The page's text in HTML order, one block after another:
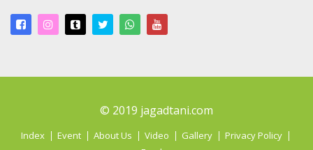
© 2019 jagadtani.com
Index Event About Us Video Gallery
Privacy Policy